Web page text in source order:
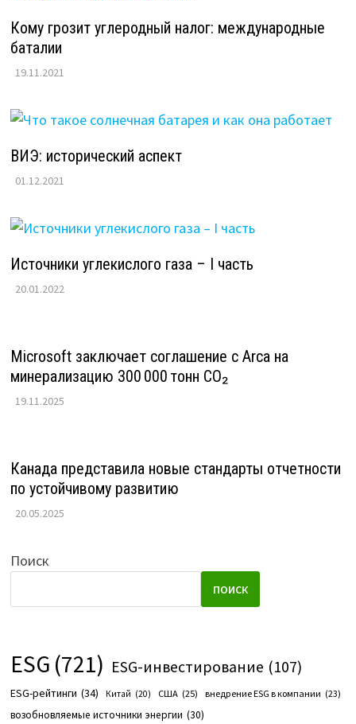
Кому грозит углеродный налог: международные
баталии
19.11.2021
ВИЭ: исторический аспект
01.12.2021
Источники углекислого газа – I часть
20.01.2022
Microsoft заключает соглашение с Arca на
минерализацию 300 000 тонн CO₂
19.11.2025
Канада представила новые стандарты отчетности
по устойчивому развитию
20.05.2025
Поиск
ПОИСК
ESG (721) ESG-инвестирование (107)
ESG-рейтинги (34) Китай (20) США (25) внедрение ESG в компании (23)
возобновляемые источники энергии (30)